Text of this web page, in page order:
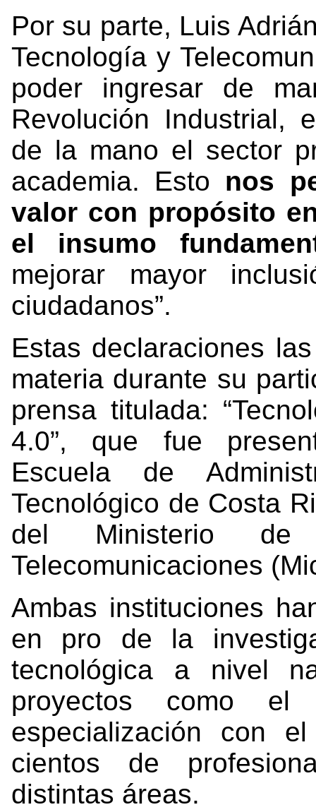
Por su parte, Luis
Tecnología y
poder ingresar de
Revolución Industrial,
de la mano el sector
academia. Esto nos
valor con propósito
el insumo
mejorar mayor
ciudadanos”.
Estas declaraciones
materia durante su
prensa titulada:
4.0”, que fue
Escuela de
Tecnológico de Costa
del Ministerio de
Telecomunicaciones
Ambas instituciones
en pro de la
tecnológica a nivel
proyectos como
especialización con
cientos de
distintas áreas.